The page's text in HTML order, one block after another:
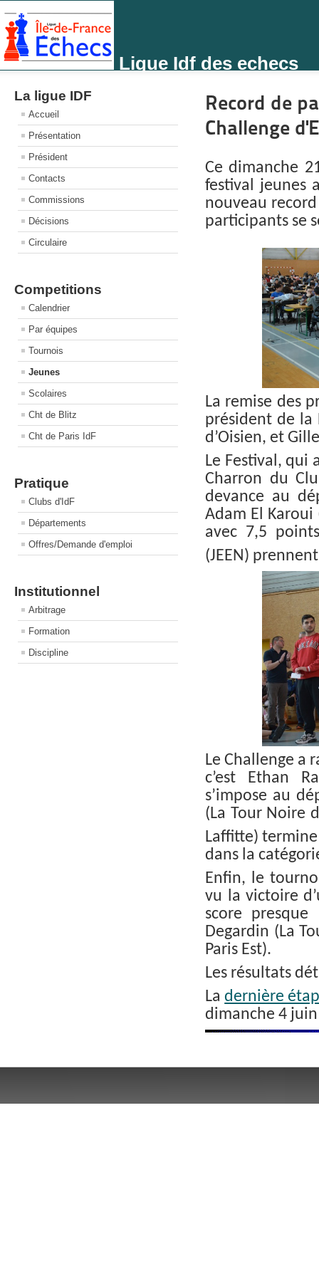
Ligue Idf des echecs
La ligue IDF
Accueil
Présentation
Président
Contacts
Commissions
Décisions
Circulaire
Competitions
Calendrier
Par équipes
Tournois
Jeunes
Scolaires
Cht de Blitz
Cht de Paris IdF
Pratique
Clubs d'IdF
Départements
Offres/Demande d'emploi
Institutionnel
Arbitrage
Formation
Discipline
Record de
Challenge
Ce dimanche
festival jeunes
nouveau
participants se
La remise des
président de la
d’Oisien, et
Le Festival, qui
Charron du
devance au
Adam El
avec 7,5
(JEEN)
Le Challenge a
c’est Ethan
s’impose au
(La Tour Noire
Laffitte)
dans la
Enfin, le
vu la victoire
score
Degardin (La
Paris Est).
Les résultats
Ladernière
dimanche 4 juin